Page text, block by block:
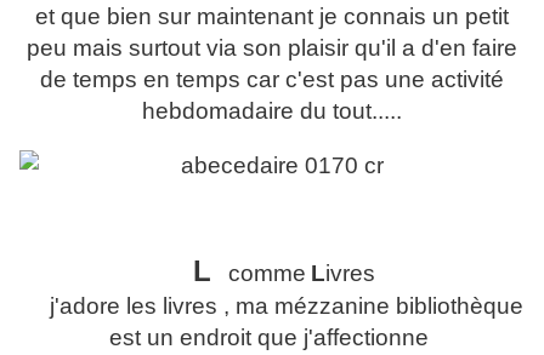
et que bien sur maintenant je connais un petit
peu mais surtout via son plaisir qu'il a d'en faire
de temps en temps car c'est pas une activité
hebdomadaire du tout.....
L comme Livres
j'adore les livres , ma mézzanine bibliothèque
est un endroit que j'affectionne